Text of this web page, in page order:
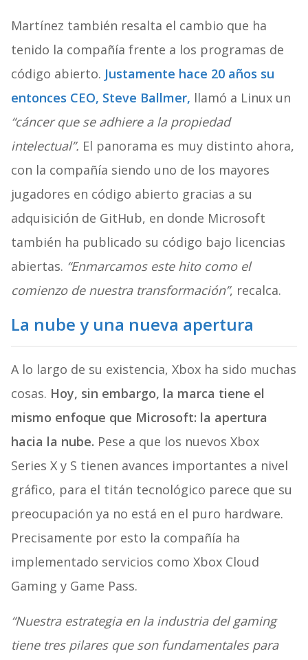
Martínez también resalta el cambio que ha
tenido la compañía frente a los programas de
código abierto. Justamente hace 20 años su
entonces CEO, Steve Ballmer, llamó a Linux un
“cáncer que se adhiere a la propiedad
intelectual”. El panorama es muy distinto ahora,
con la compañía siendo uno de los mayores
jugadores en código abierto gracias a su
adquisición de GitHub, en donde Microsoft
también ha publicado su código bajo licencias
abiertas. “Enmarcamos este hito como el
comienzo de nuestra transformación”, recalca.
La nube y una nueva apertura
A lo largo de su existencia, Xbox ha sido muchas
cosas. Hoy, sin embargo, la marca tiene el
mismo enfoque que Microsoft: la apertura
hacia la nube. Pese a que los nuevos Xbox
Series X y S tienen avances importantes a nivel
gráfico, para el titán tecnológico parece que su
preocupación ya no está en el puro hardware.
Precisamente por esto la compañía ha
implementado servicios como Xbox Cloud
Gaming y Game Pass.
“Nuestra estrategia en la industria del gaming
tiene tres pilares que son fundamentales para